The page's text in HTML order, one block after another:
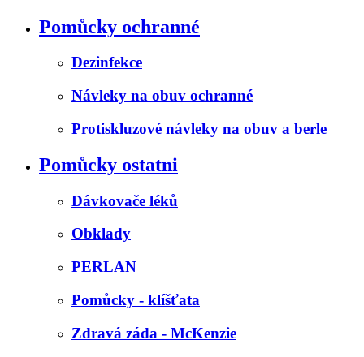
Pomůcky ochranné
Dezinfekce
Návleky na obuv ochranné
Protiskluzové návleky na obuv a berle
Pomůcky ostatni
Dávkovače léků
Obklady
PERLAN
Pomůcky - klíšťata
Zdravá záda - McKenzie